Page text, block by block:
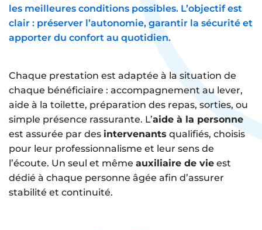
les meilleures conditions possibles. L’objectif est
clair : préserver l’autonomie, garantir la sécurité et
apporter du confort au quotidien.
Chaque prestation est adaptée à la situation de
chaque bénéficiaire : accompagnement au lever,
aide à la toilette, préparation des repas, sorties, ou
simple présence rassurante. L’aide à la personne
est assurée par des intervenants qualifiés, choisis
pour leur professionnalisme et leur sens de
l’écoute. Un seul et même auxiliaire de vie est
dédié à chaque personne âgée afin d’assurer
stabilité et continuité.